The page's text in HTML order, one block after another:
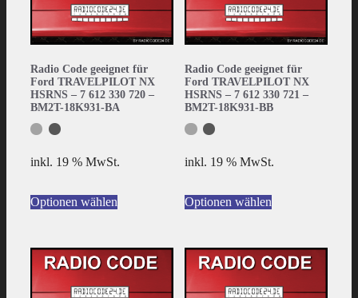
Radio Code geeignet für
Ford TRAVELPILOT NX
HSRNS – 7 612 330 720 –
BM2T-18K931-BA
inkl. 19 % MwSt.
Optionen wählen
Radio Code geeignet für
Ford TRAVELPILOT NX
HSRNS – 7 612 330 721 –
BM2T-18K931-BB
inkl. 19 % MwSt.
Optionen wählen